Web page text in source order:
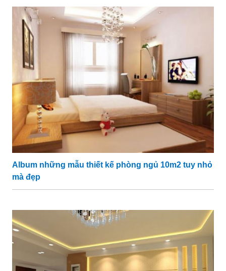
Album những mẫu thiết kế phòng ngủ 10m2 tuy nhỏ
mà đẹp